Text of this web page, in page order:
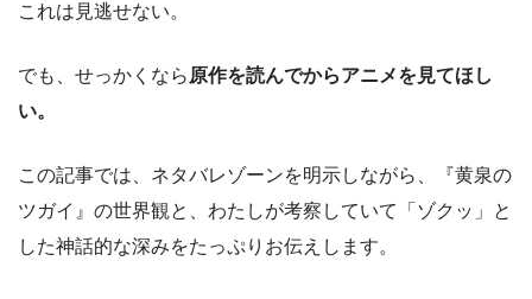
これは見逃せない。
でも、せっかくなら 原作を読んでからアニメを見てほし
い。
この記事では、ネタバレゾーンを明示しながら、『黄泉の
ツガイ』の世界観と、わたしが考察していて「ゾクッ」と
した神話的な深みをたっぷりお伝えします。